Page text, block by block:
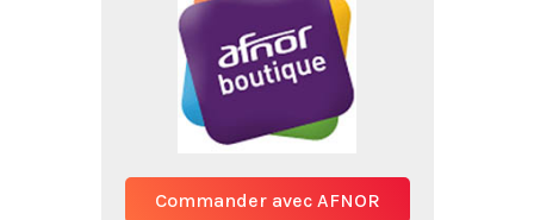
Commander avec AFNOR